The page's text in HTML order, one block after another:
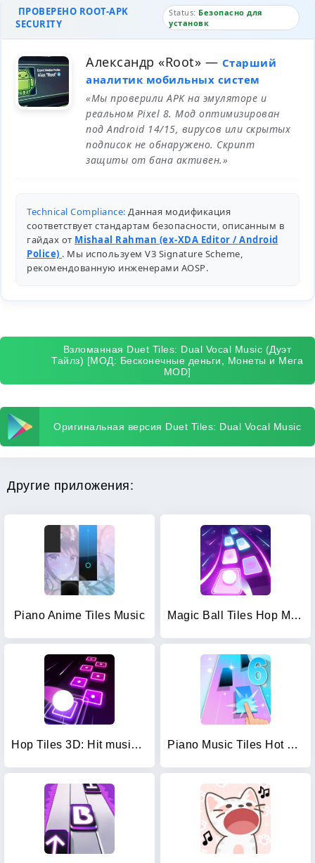
ПРОВЕРЕНО ROOT-APK
SECURITY
Status: Безопасно для
установк
Александр «Root» — Старший
аналитик мобильных систем
«Мы проверили APK на эмуляторе и
реальном Pixel 8. Мод оптимизирован
под Android 14/15, вирусов или скрытых
подписок не обнаружено. Скрипт
защиты от бана активен.»
Technical Compliance: Данная модификация
соответствует стандартам безопасности, описанным в
гайдах от Mishaal Rahman (ex-XDA Editor / Android
Police) . Мы используем V3 Signature Scheme,
рекомендованную инженерами AOSP.
Взломанная Duet Tiles: Dual Vocal Music (Дуэт
Тайлз) [МОД: Бесконечные деньги, Монеты и Мега
MOD]
Оригинальная версия Duet Tiles: Dual Vocal Music
Другие приложения:
Piano Anime Tiles Music Magic Ball Tiles Hop Music Run
Hop Tiles 3D: Hit music game Piano Music Tiles Hot song